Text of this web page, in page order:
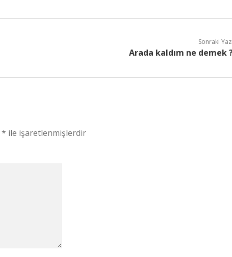
Sonraki
Arada kaldım ne demek
* ile işaretlenmişlerdir